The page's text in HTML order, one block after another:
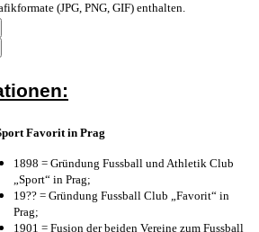
(JPG, PNG, GIF) enthalten.
Favorit in Prag
1898 = Gründung Fussball und Athletik Club
„Sport“ in Prag;
19?? = Gründung Fussball Club „Favorit“ in
Prag;
1901 = Fusion der beiden Vereine zum Fussball